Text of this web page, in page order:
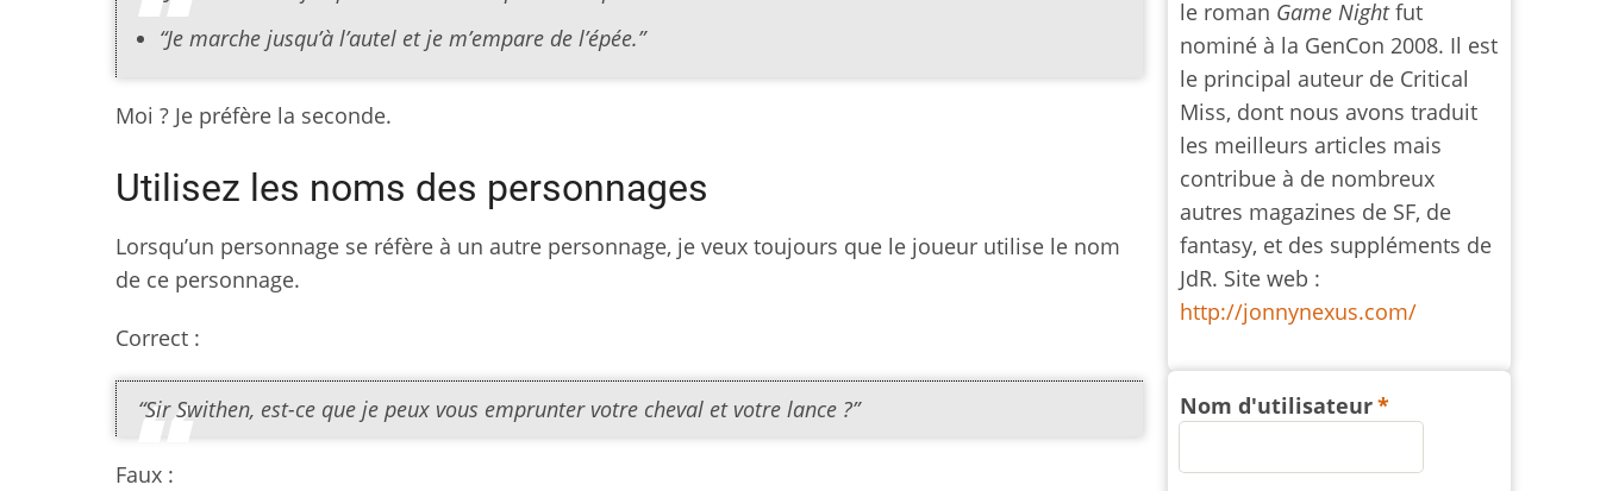
“Je marche jusqu’à l’autel et je m’empare de l’épée.”
Moi ? Je préfère la seconde.
Utilisez les noms des personnages
Lorsqu’un personnage se réfère à un autre personnage, je veux toujours que le joueur utilise le nom
de ce personnage.
Correct :
“Sir Swithen, est-ce que je peux vous emprunter votre cheval et votre lance ?”
Faux :
le roman Game Nightfut
nominé à la GenCon 2008. Il est
le principal auteur de Critical
Miss, dont nous avons traduit
les meilleurs articles mais
contribue à de nombreux
autres magazines de SF, de
fantasy, et des suppléments de
JdR. Site web :
http://jonnynexus.com/
Nom d'utilisateur